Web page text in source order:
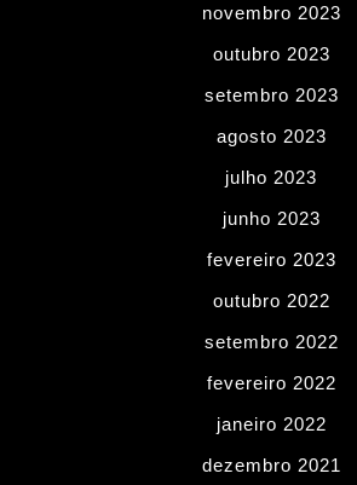
novembro 2023
outubro 2023
setembro 2023
agosto 2023
julho 2023
junho 2023
fevereiro 2023
outubro 2022
setembro 2022
fevereiro 2022
janeiro 2022
dezembro 2021